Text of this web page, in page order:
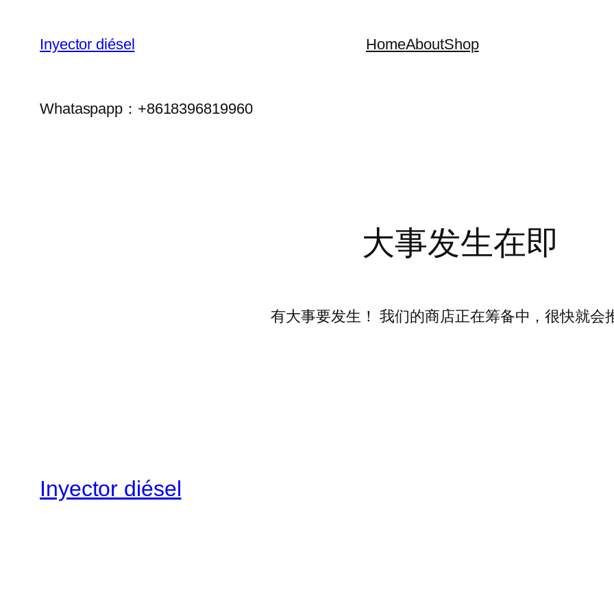
Inyector diésel HomeAboutShop
Whataspapp：+8618396819960
大事发生在即
有大事要发生！ 我们的商店正在筹备中，很快就会
Inyector diésel